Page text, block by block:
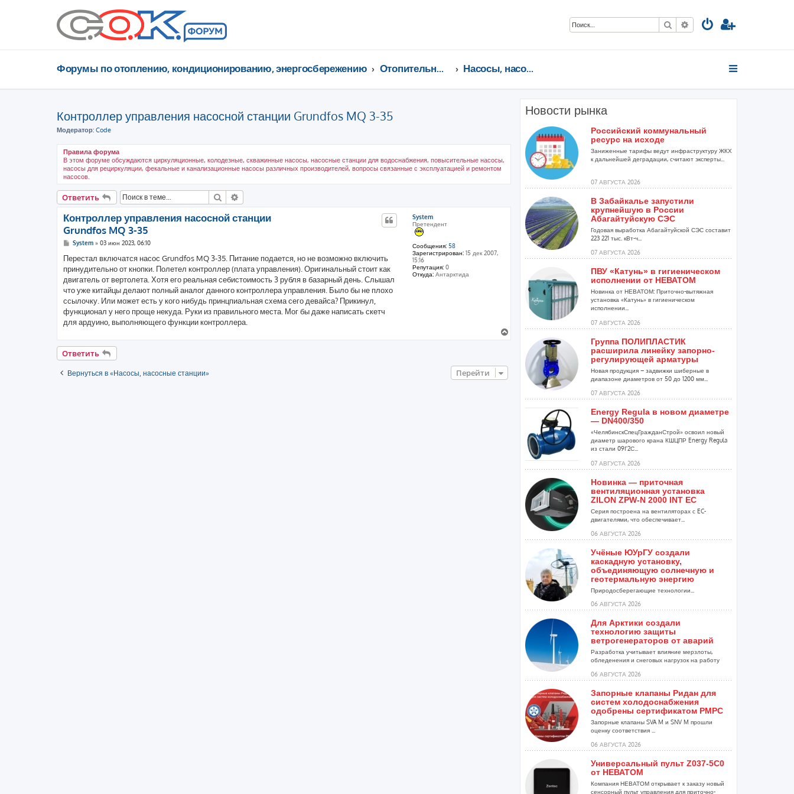
Поиск Расширенный поиск
Форумы по отоплению, кондиционированию, энергосбережению Отопительные котлы, водонагреватели, насосы, кондиционеры, водоочистка... Насосы, насосные станции
Контроллер управления насосной станции Grundfos MQ 3-35
Модератор: Code
Правила форума
В этом форуме обсуждаются циркуляционные, колодезные, скважинные насосы, насосные станции для водоснабжения, повысительные насосы,
насосы для рециркуляции, фекальные и канализационные насосы различных производителей, вопросы связанные с эксплуатацией и ремонтом
насосов.
Ответить Поиск
System
Претендент
Сообщения: 58
Зарегистрирован:15 дек 2007,
15:16
Репутация: 0
Откуда:Антарктида
Контроллер управления насосной станции
Grundfos MQ 3-35
С
о
б
щ
е
н
и
е
System» 03 июн 2023, 06:10
Перестал включатся насос Grundfos MQ 3-35. Питание подается, но не возможно включить
принудительно от кнопки. Полетел контроллер (плата управления). Оригинальный стоит как
двигатель от вертолета. Хотя его реальная себистоимость 3 рубля в базарный день. Слышал
что уже китайцы делают полный аналог данного контроллера управления. Было бы не плохо
ссылочку. Или может есть у кого нибудь принцпиальная схема сего девайса? Прикинул,
функционал у него проще некуда. Руки из правильного места. Мог бы даже написать скетч
для ардуино, выполняющего функции контроллера.
е
Ответить
Вернуться в «Насосы, насосные станции» Перейти
Новости рынка
Российский коммунальный
ресурс на исходе
Заниженные тарифы ведут инфраструктуру ЖКХ
к дальнейшей деградации, считают эксперты...
07 АВГУСТА 2026
В Забайкалье запустили
крупнейшую в России
Абагайтуйскую СЭС
Годовая выработка Абагайтуйской СЭС составит
223 221 тыс. кВт-ч...
07 АВГУСТА 2026
ПВУ «Катунь» в гигиеническом
исполнении от НЕВАТОМ
Новинка от НЕВАТОМ: Приточно-вытяжная
установка «Катунь» в гигиеническом
исполнении...
07 АВГУСТА 2026
Группа ПОЛИПЛАСТИК
расширила линейку запорно-
регулирующей арматуры
Новая продукция – задвижки шиберные в
диапазоне диаметров от 50 до 1200 мм...
07 АВГУСТА 2026
Energy Regula в новом диаметре
— DN400/350
«ЧелябинскСпецГражданСтрой» освоил новый
диаметр шарового крана КШЦПР Energy Regula
из стали 09Г2С...
07 АВГУСТА 2026
Новинка — приточная
вентиляционная установка
ZILON ZPW-N 2000 INT EC
Серия построена на вентиляторах с EC-
двигателями, что обеспечивает...
06 АВГУСТА 2026
Учёные ЮУрГУ создали
каскадную установку,
объединяющую солнечную и
геотермальную энергию
Природосберегающие технологии...
06 АВГУСТА 2026
Для Арктики создали
технологию защиты
ветрогенераторов от аварий
Разработка учитывает влияние мерзлоты,
обледенения и снеговых нагрузок на работу
06 АВГУСТА 2026
Запорные клапаны Ридан для
систем холодоснабжения
одобрены сертификатом РМРС
Запорные клапаны SVA M и SNV M прошли
оценку соответствия ...
06 АВГУСТА 2026
Универсальный пульт Z037-5C0
от НЕВАТОМ
Компания НЕВАТОМ открывает к заказу новый
сенсорный пульт управления для приточно-